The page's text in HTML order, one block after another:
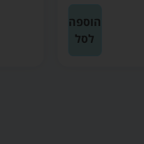
הוספה
לסל